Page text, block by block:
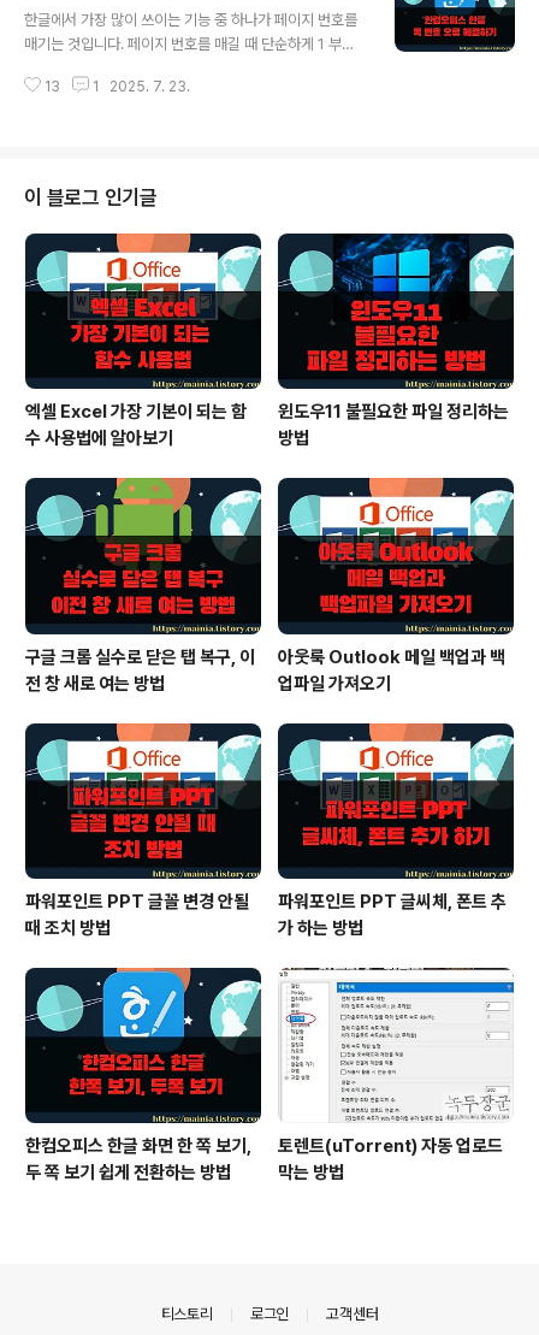
을 많이 등록해서 사용합니다. ▼ 상용구 입력 메뉴는 [입
력] > [상용구] 에 있습니다. 상용구 하위 메뉴들 중에서 상
단축키는 Alt + I 입니다. ▼ [상용구 등록] 대화상자가 뜨
한글에서 가장 많이 쓰이는 기능 중 하나가 페이지 번호를
매기는 것입니다. 페이지 번호를 매길 때 단순하게 1 부터
나 처음에 1이 아닌 특정 숫자부터 시작해야 되는 경우가
서 쪽 번호 조판 부호를 없애는 것입니다. 조판 부호는 편집
과정에서 문서에 내린 명령들을 말하는데 평소에는 문서에
표시되지 않습니다. 쪽 번호도 문서에 실행 명령을 내린 것
이므로 조판 부호가 표시됩니다. 이것을 삭제하면 쪽 번호
도 삭제가 되는 것이죠. 평소에 숨겨진 조판 부호를 보는 방
법은 [보기] 탭의..
13 1 2025. 7. 23.
이 블로그 인기글
엑셀 Excel 가장 기본이 되는 함
수 사용법에 알아보기
윈도우11 불필요한 파일 정리하는
방법
구글 크롬 실수로 닫은 탭 복구, 이
전 창 새로 여는 방법
아웃룩 Outlook 메일 백업과 백
업파일 가져오기
파워포인트 PPT 글꼴 변경 안될
때 조치 방법
파워포인트 PPT 글씨체, 폰트 추
가 하는 방법
한컴오피스 한글 화면 한 쪽 보기,
두 쪽 보기 쉽게 전환하는 방법
토렌트(uTorrent) 자동 업로드
막는 방법
티스토리 로그인 고객센터